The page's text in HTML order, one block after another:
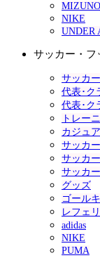
MIZUNO
NIKE
UNDER
サッカー・フ
サッカ
代表･ク
代表･ク
トレー
カジュ
サッカ
サッカ
サッカ
グッズ
ゴール
レフェ
adidas
NIKE
PUMA